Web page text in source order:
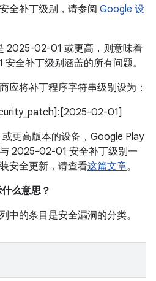
全补丁级别，请参阅 Google 设
2025-02-01 或更高，则意味着
全补丁级别涵盖的所有问题。
应将补丁程序字符串级别设为：
02-01]
更高版本的设备，Google Play
2025-02-01 安全补丁级别一
安全更新，请查看这篇文章。
么意思？
中的条目是安全漏洞的分类。